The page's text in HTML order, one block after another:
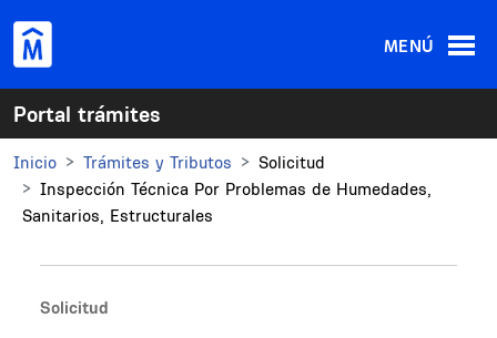
MENÚ
Portal trámites
Inicio Trámites y Tributos
Solicitud
Inspección Técnica Por Problemas de Humedades,
Sanitarios, Estructurales
Solicitud